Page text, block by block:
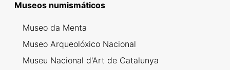
Museos numismáticos
Museo da Menta
Museo Arqueolóxico Nacional
Museu Nacional d'Art de Catalunya